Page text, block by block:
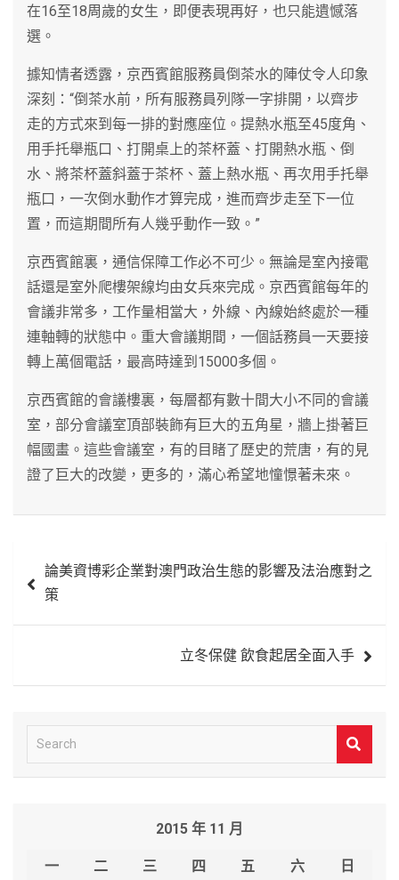
在16至18周歲的女生，即便表現再好，也只能遺憾落
選。
據知情者透露，京西賓館服務員倒茶水的陣仗令人印象
深刻：“倒茶水前，所有服務員列隊一字排開，以齊步
走的方式來到每一排的對應座位。提熱水瓶至45度角、
用手托舉瓶口、打開桌上的茶杯蓋、打開熱水瓶、倒
水、將茶杯蓋斜蓋于茶杯、蓋上熱水瓶、再次用手托舉
瓶口，一次倒水動作才算完成，進而齊步走至下一位
置，而這期間所有人幾乎動作一致。”
京西賓館裏，通信保障工作必不可少。無論是室內接電
話還是室外爬樓架線均由女兵來完成。京西賓館每年的
會議非常多，工作量相當大，外線、內線始終處於一種
連軸轉的狀態中。重大會議期間，一個話務員一天要接
轉上萬個電話，最高時達到15000多個。
京西賓館的會議樓裏，每層都有數十間大小不同的會議
室，部分會議室頂部裝飾有巨大的五角星，牆上掛著巨
幅國畫。這些會議室，有的目睹了歷史的荒唐，有的見
證了巨大的改變，更多的，滿心希望地憧憬著未來。
章 論美資博彩企業對澳門政治生態的影響及法治應對之
策
立冬保健 飲食起居全面入手
e
2015 年 11 月
一 二 三 四 五 六
日